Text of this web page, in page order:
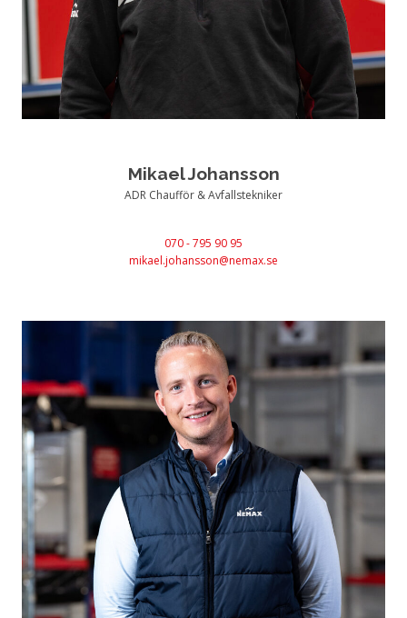
Mikael Johansson
ADR Chaufför & Avfallstekniker
070 - 795 90 95
mikael.johansson@nemax.se